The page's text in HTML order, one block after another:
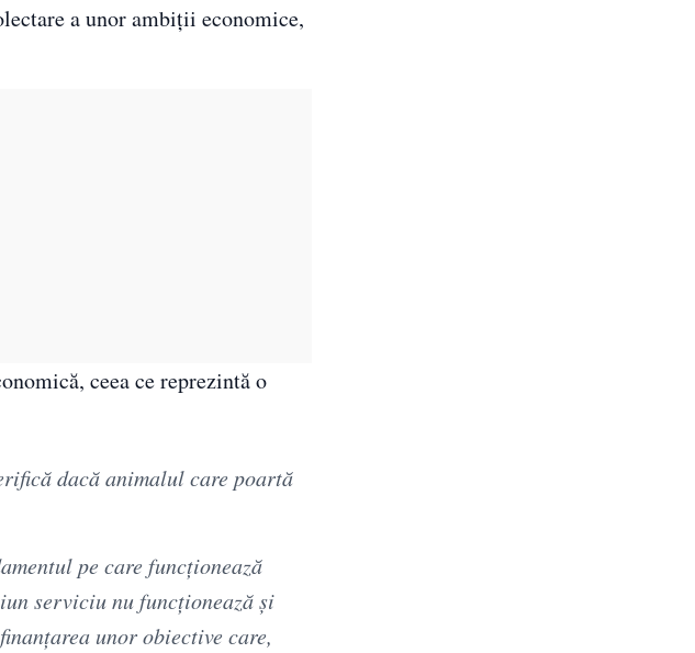
a unor ambiții economice,
ceea ce reprezintă o
dacă animalul care poartă
pe care funcționează
serviciu nu funcționează și
unor obiective care,